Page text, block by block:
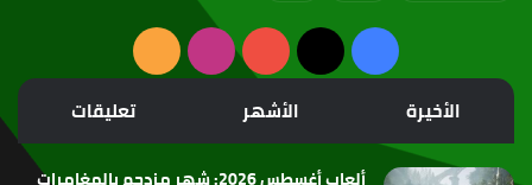
فيسبوك
‫X
‫YouTubeانستقرامملخص
الموقع
RSS
الأخيرة الأشهر تعليقات
ألعاب أغسطس 2026: شهر مزدحم بالمغامرات